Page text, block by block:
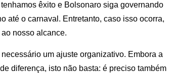
êxito e Bolsonaro siga governando
até o carnaval. Entretanto, caso isso ocorra,
nosso alcance.
um ajuste organizativo. Embora a
diferença, isto não basta: é preciso também